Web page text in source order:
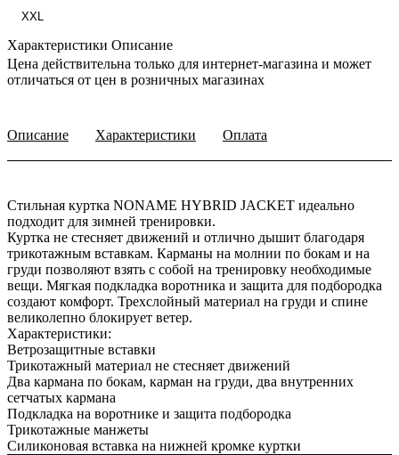
XXL
Характеристики Описание
Цена действительна только для интернет-магазина и может
отличаться от цен в розничных магазинах
Описание Характеристики Оплата
Стильная куртка NONAME HYBRID JACKET идеально
подходит для зимней тренировки.
Куртка не стесняет движений и отлично дышит благодаря
трикотажным вставкам. Карманы на молнии по бокам и на
груди позволяют взять с собой на тренировку необходимые
вещи. Мягкая подкладка воротника и защита для подбородка
создают комфорт. Трехслойный материал на груди и спине
великолепно блокирует ветер.
Характеристики:
Ветрозащитные вставки
Трикотажный материал не стесняет движений
Два кармана по бокам, карман на груди, два внутренних
сетчатых кармана
Подкладка на воротнике и защита подбородка
Трикотажные манжеты
Силиконовая вставка на нижней кромке куртки